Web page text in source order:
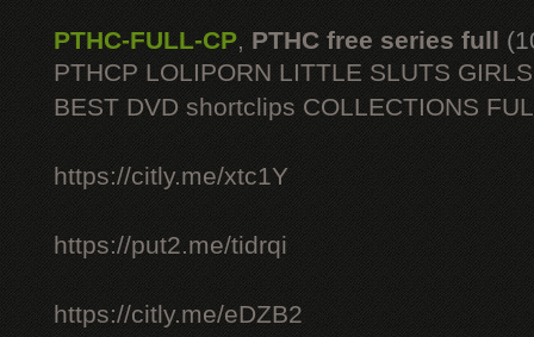
PTHC-FULL-CP, PTHC free series full
PTHCP LOLIPORN LITTLE SLUTS
BEST DVD shortclips COLLECTIONS
https://citly.me/xtc1Y
https://put2.me/tidrqi
https://citly.me/eDZB2